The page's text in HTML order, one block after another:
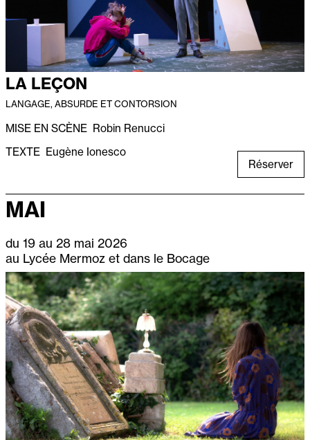
LA LEÇON
LANGAGE, ABSURDE ET CONTORSION
MISE EN SCÈNE Robin Renucci
TEXTEEugène Ionesco
Réserver
MAI
du 19 au 28 mai 2026
au Lycée Mermoz et dans le Bocage